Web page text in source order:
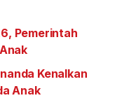
Pemerintah
Kenalkan
Anak